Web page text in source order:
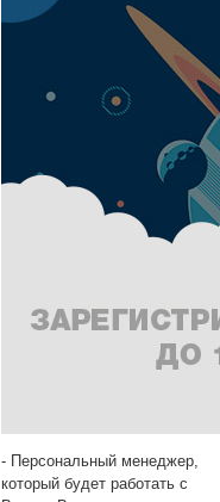
- Персональный менеджер,
который будет работать с